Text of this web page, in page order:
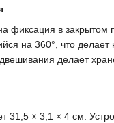
фиксация в
на 360°, что делает
делает
31,5 × 3,1 × 4 см.